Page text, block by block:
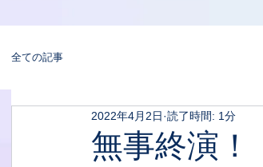
全ての記事
無事終演！
2022年4月2日 読了時間: 1分